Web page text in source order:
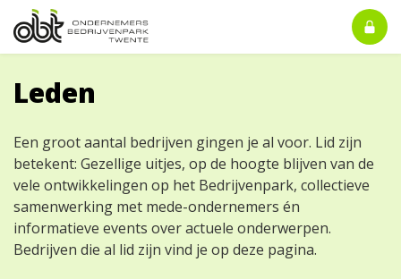
Leden
Een groot aantal bedrijven gingen je al voor. Lid zijn
betekent: Gezellige uitjes, op de hoogte blijven van de
vele ontwikkelingen op het Bedrijvenpark, collectieve
samenwerking met mede-ondernemers én
informatieve events over actuele onderwerpen.
Bedrijven die al lid zijn vind je op deze pagina.